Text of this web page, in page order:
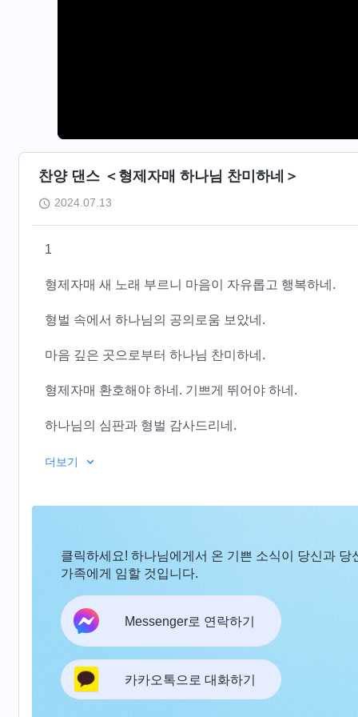
찬양 댄스 ＜형제자매 하나님 찬미하네＞
2024.07.13
1
형제자매 새 노래 부르니 마음이 자유롭고 행복하네.
형벌 속에서 하나님의 공의로움 보았네.
마음 깊은 곳으로부터 하나님 찬미하네.
형제자매 환호해야 하네. 기쁘게 뛰어야 하네.
하나님의 심판과 형벌 감사드리네.
우리 정결케 하여 새사람으로 변화시키네.
그는 한무리 사람을 정복하고 구원하여 얻었네.
그는 한무리 사람을 정복하고 구원하여 얻었네.
형제자매 새 노래 부르네.
더보기
클릭하세요! 하나님에게서 온 기쁜 소식이 당신과 당
가족에게 임할 것입니다.
Messenger로 연락하기
카카오톡으로 대화하기